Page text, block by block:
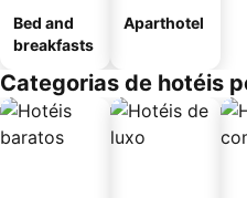
Bed and
breakfasts
Aparthotel
Categorias de hotéis